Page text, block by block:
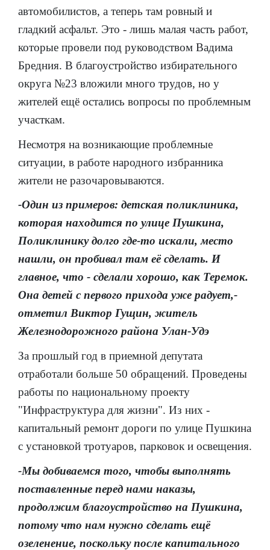
автомобилистов, а теперь там ровный и
гладкий асфальт. Это - лишь малая часть работ,
которые провели под руководством Вадима
Бредния. В благоустройство избирательного
округа №23 вложили много трудов, но у
жителей ещё остались вопросы по проблемным
участкам.
Несмотря на возникающие проблемные
ситуации, в работе народного избранника
жители не разочаровываются.
-Один из примеров: детская поликлиника,
которая находится по улице Пушкина,
Поликлинику долго где-то искали, место
нашли, он пробивал там её сделать. И
главное, что - сделали хорошо, как Теремок.
Она детей с первого прихода уже радует,-
отметил Виктор Гущин, житель
Железнодорожного района Улан-Удэ
За прошлый год в приемной депутата
отработали больше 50 обращений. Проведены
работы по национальному проекту
"Инфраструктура для жизни". Из них -
капитальный ремонт дороги по улице Пушкина
с установкой тротуаров, парковок и освещения.
-Мы добиваемся того, чтобы выполнять
поставленные перед нами наказы,
продолжим благоустройство на Пушкина,
потому что нам нужно сделать ещё
озеленение, поскольку после капитального